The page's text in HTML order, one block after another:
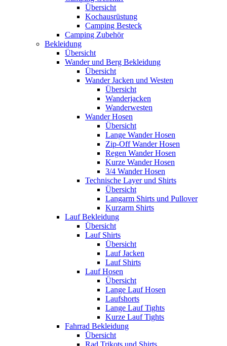
Übersicht
Kochausrüstung
Camping Besteck
Camping Zubehör
Bekleidung
Übersicht
Wander und Berg Bekleidung
Übersicht
Wander Jacken und Westen
Übersicht
Wanderjacken
Wanderwesten
Wander Hosen
Übersicht
Lange Wander Hosen
Zip-Off Wander Hosen
Regen Wander Hosen
Kurze Wander Hosen
3/4 Wander Hosen
Technische Layer und Shirts
Übersicht
Langarm Shirts und Pullover
Kurzarm Shirts
Lauf Bekleidung
Übersicht
Lauf Shirts
Übersicht
Lauf Jacken
Lauf Shirts
Lauf Hosen
Übersicht
Lange Lauf Hosen
Laufshorts
Lange Lauf Tights
Kurze Lauf Tights
Fahrrad Bekleidung
Übersicht
Rad Trikots und Shirts